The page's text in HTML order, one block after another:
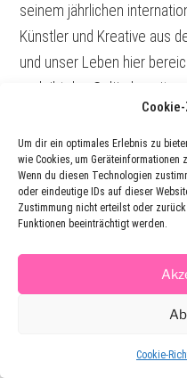
Um dir ein optimales Erlebnis zu
wie Cookies, um
Wenn du diesen Technologien
oder eindeutige IDs auf dieser
Zustimmung nicht erteilst oder
Funktionen beeinträchtigt werden.
Cookie-
seinem jährlichen
Künstler und Kreative aus
und unser Leben hier
gedeiht das Gelände seit
Die Küchenchefin Freya
kulinarischen Einflüssen